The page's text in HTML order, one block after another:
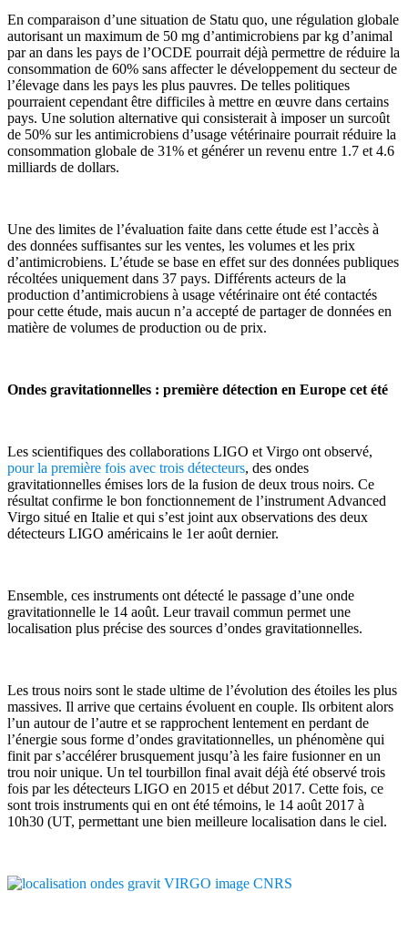
En comparaison d’une situation de Statu quo, une régulation globale
autorisant un maximum de 50 mg d’antimicrobiens par kg d’animal
par an dans les pays de l’OCDE pourrait déjà permettre de réduire la
consommation de 60% sans affecter le développement du secteur de
l’élevage dans les pays les plus pauvres. De telles politiques
pourraient cependant être difficiles à mettre en œuvre dans certains
pays. Une solution alternative qui consisterait à imposer un surcoût
de 50% sur les antimicrobiens d’usage vétérinaire pourrait réduire la
consommation globale de 31% et générer un revenu entre 1.7 et 4.6
milliards de dollars.
Une des limites de l’évaluation faite dans cette étude est l’accès à
des données suffisantes sur les ventes, les volumes et les prix
d’antimicrobiens. L’étude se base en effet sur des données publiques
récoltées uniquement dans 37 pays. Différents acteurs de la
production d’antimicrobiens à usage vétérinaire ont été contactés
pour cette étude, mais aucun n’a accepté de partager de données en
matière de volumes de production ou de prix.
Ondes gravitationnelles : première détection en Europe cet été
Les scientifiques des collaborations LIGO et Virgo ont observé,
pour la première fois avec trois détecteurs, des ondes
gravitationnelles émises lors de la fusion de deux trous noirs. Ce
résultat confirme le bon fonctionnement de l’instrument Advanced
Virgo situé en Italie et qui s’est joint aux observations des deux
détecteurs LIGO américains le 1er août dernier.
Ensemble, ces instruments ont détecté le passage d’une onde
gravitationnelle le 14 août. Leur travail commun permet une
localisation plus précise des sources d’ondes gravitationnelles.
Les trous noirs sont le stade ultime de l’évolution des étoiles les plus
massives. Il arrive que certains évoluent en couple. Ils orbitent alors
l’un autour de l’autre et se rapprochent lentement en perdant de
l’énergie sous forme d’ondes gravitationnelles, un phénomène qui
finit par s’accélérer brusquement jusqu’à les faire fusionner en un
trou noir unique. Un tel tourbillon final avait déjà été observé trois
fois par les détecteurs LIGO en 2015 et début 2017. Cette fois, ce
sont trois instruments qui en ont été témoins, le 14 août 2017 à
10h30 (UT, permettant une bien meilleure localisation dans le ciel.